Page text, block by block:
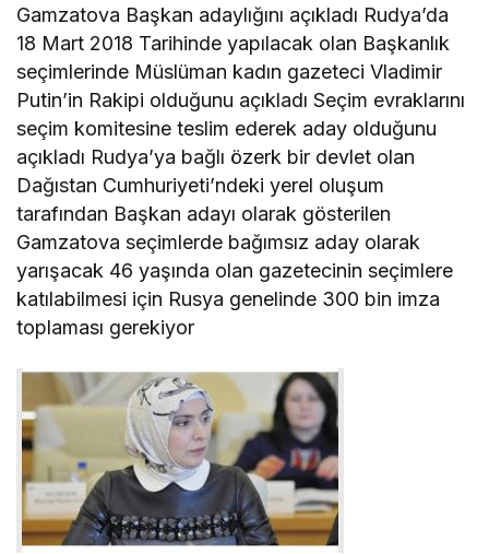
Gamzatova Başkan adaylığını açıkladı Rudya’da
18 Mart 2018 Tarihinde yapılacak olan Başkanlık
seçimlerinde Müslüman kadın gazeteci Vladimir
Putin’in Rakipi olduğunu açıkladı Seçim evraklarını
seçim komitesine teslim ederek aday olduğunu
açıkladı Rudya’ya bağlı özerk bir devlet olan
Dağıstan Cumhuriyeti’ndeki yerel oluşum
tarafından Başkan adayı olarak gösterilen
Gamzatova seçimlerde bağımsız aday olarak
yarışacak 46 yaşında olan gazetecinin seçimlere
katılabilmesi için Rusya genelinde 300 bin imza
toplaması gerekiyor